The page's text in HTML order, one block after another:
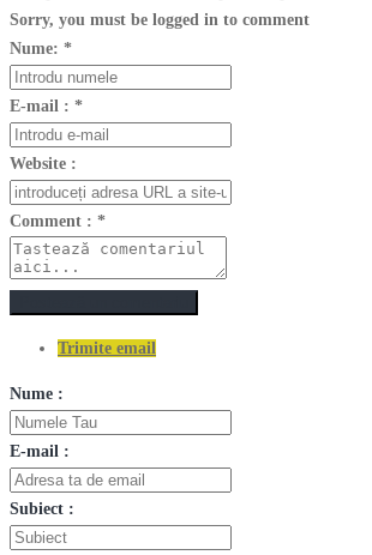
Sorry, you must be logged in to comment
Nume: *
E-mail : *
Website :
Comment : *
Trimite email
Nume :
E-mail :
Subiect :